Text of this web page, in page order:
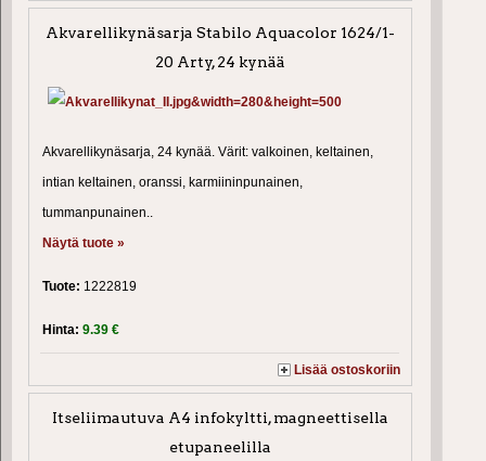
Akvarellikynäsarja Stabilo Aquacolor 1624/1-
20 Arty, 24 kynää
Akvarellikynäsarja, 24 kynää. Värit: valkoinen, keltainen,
intian keltainen, oranssi, karmiininpunainen,
tummanpunainen..
Näytä tuote »
Tuote: 1222819
Hinta: 9.39 €
Lisää ostoskoriin
Itseliimautuva A4 infokyltti, magneettisella
etupaneelilla